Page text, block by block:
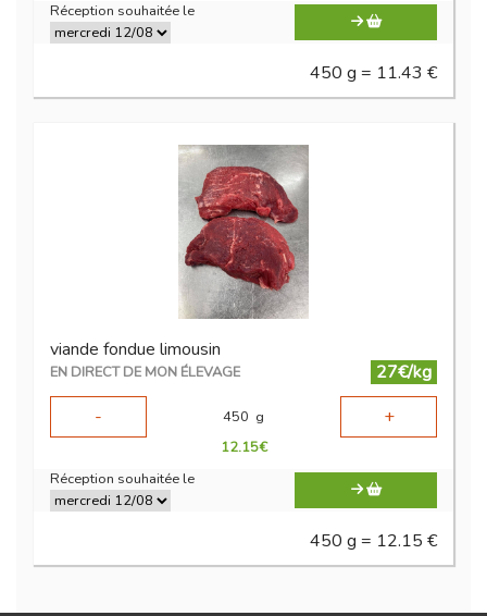
Réception souhaitée le
450 g = 11.43 €
viande fondue limousin
EN DIRECT DE MON ÉLEVAGE
27€/kg
-
450 g +
12.15€
Réception souhaitée le
450 g = 12.15 €